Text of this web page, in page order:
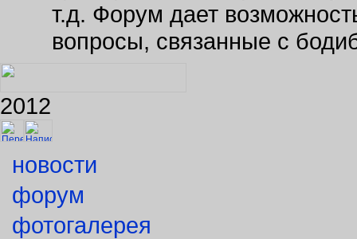
т.д. Форум дает
вопросы, связанные с
2012
новости
форум
фотогалерея